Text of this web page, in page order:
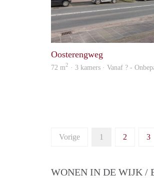
Oosterengweg
72 m2 · 3 kamers · Vanaf ? -
Vorige 1 2 3
WONEN IN DE WIJK /